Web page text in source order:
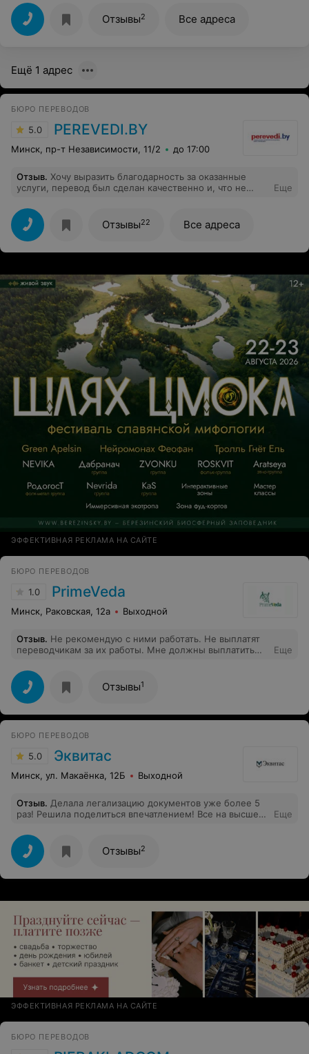
Отзывы2 Все адреса
Ещё 1 адрес
БЮРО ПЕРЕВОДОВ
5.0 PEREVEDI.BY
Минск, пр-т Независимости, 11/2 до 17:00
Отзыв. Хочу выразить благодарность за оказанные
услуги, перевод был сделан качественно и, что не
профессионалы своего дела.
Еще
Отзывы22 Все адреса
ЭФФЕКТИВНАЯ РЕКЛАМА НА САЙТЕ
БЮРО ПЕРЕВОДОВ
1.0 PrimeVeda
Минск, Раковская, 12а Выходной
Отзыв. Не рекомендую с ними работать. Не выплатят
переводчикам за их работы. Мне должны выплатить
Директор много обещал и пропал(
Еще
Отзывы1
БЮРО ПЕРЕВОДОВ
5.0 Эквитас
Минск, ул. Макаёнка, 12Б Выходной
Отзыв. Делала легализацию документов уже более 5
раз! Решила поделиться впечатлением! Все на высшем
качественно, а главное недорого!
Еще
Отзывы2
ЭФФЕКТИВНАЯ РЕКЛАМА НА САЙТЕ
БЮРО ПЕРЕВОДОВ